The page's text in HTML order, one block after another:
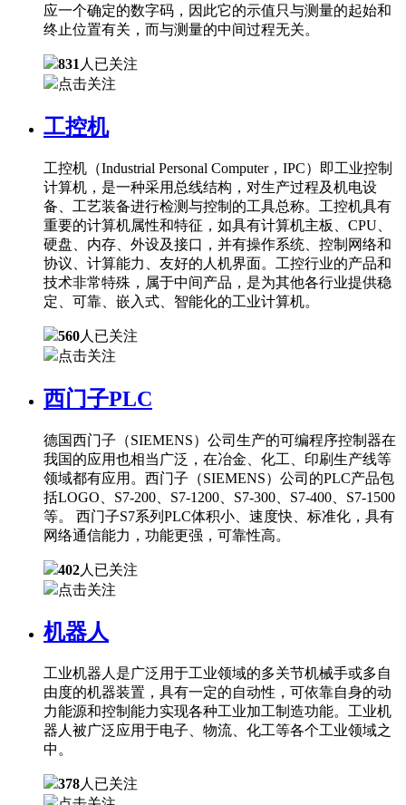
应一个确定的数字码，因此它的示值只与测量的起始和
终止位置有关，而与测量的中间过程无关。
831 人已关注
点击关注
工控机
工控机（Industrial Personal Computer，IPC）即工业控制
计算机，是一种采用总线结构，对生产过程及机电设
备、工艺装备进行检测与控制的工具总称。工控机具有
重要的计算机属性和特征，如具有计算机主板、CPU、
硬盘、内存、外设及接口，并有操作系统、控制网络和
协议、计算能力、友好的人机界面。工控行业的产品和
技术非常特殊，属于中间产品，是为其他各行业提供稳
定、可靠、嵌入式、智能化的工业计算机。
560人已关注
点击关注
西门子PLC
德国西门子（SIEMENS）公司生产的可编程序控制器在
我国的应用也相当广泛，在冶金、化工、印刷生产线等
领域都有应用。西门子（SIEMENS）公司的PLC产品包
括LOGO、S7-200、S7-1200、S7-300、S7-400、S7-1500
等。 西门子S7系列PLC体积小、速度快、标准化，具有
网络通信能力，功能更强，可靠性高。
402人已关注
点击关注
机器人
工业机器人是广泛用于工业领域的多关节机械手或多自
由度的机器装置，具有一定的自动性，可依靠自身的动
力能源和控制能力实现各种工业加工制造功能。工业机
器人被广泛应用于电子、物流、化工等各个工业领域之
中。
378人已关注